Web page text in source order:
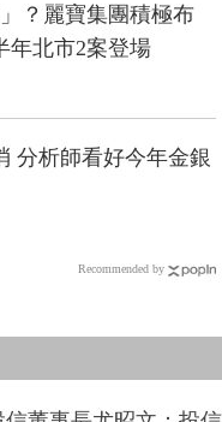
？麗寶集團積極布
年北市2案登場
分析師看好今年金銀
Recommended by